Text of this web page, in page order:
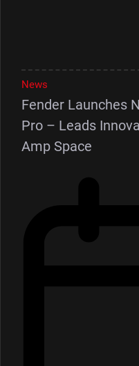
News
Fender Launches
Pro – Leads
Amp Space